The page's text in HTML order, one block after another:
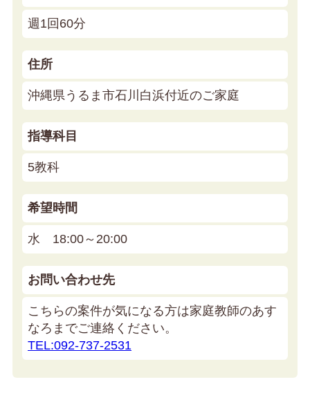
週1回60分
住所
沖縄県うるま市石川白浜付近のご家庭
指導科目
5教科
希望時間
水 18:00～20:00
お問い合わせ先
こちらの案件が気になる方は家庭教師のあす
なろまでご連絡ください。
TEL:092-737-2531